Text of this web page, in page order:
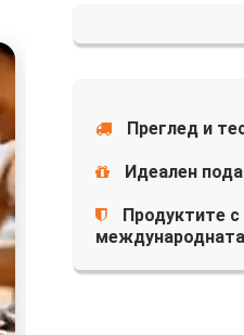
Преглед и
Идеален
Продуктите с